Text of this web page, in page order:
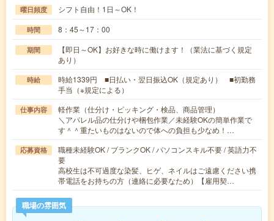
曜日頻度 シフト自由！1日～OK！
時間 8：45～17：00
期間
【即日～OK】お好きな時に働けます！（業法に基づく規定
あり）
時給
時給1339円 ■日払い・翌日振込OK（規定あり） ■初勤務
手当（※規定による）
仕事内容
軽作業（仕分け・ピッキング・検品、商品管理）
＼アパレル品の仕分けや梱包作業／未経験OKの簡単作業で
す＾＾重たいものはないので体への負担も少なめ！…
応募資格
職種未経験OK / ブランクOK / パソコンスキル不要 / 英語力不
要
高校生は不可過度な染髪、ヒゲ、ネイルはご遠慮ください携
帯電話をお持ちの方（連絡に必要なため）【雇用契…
職場の雰囲気